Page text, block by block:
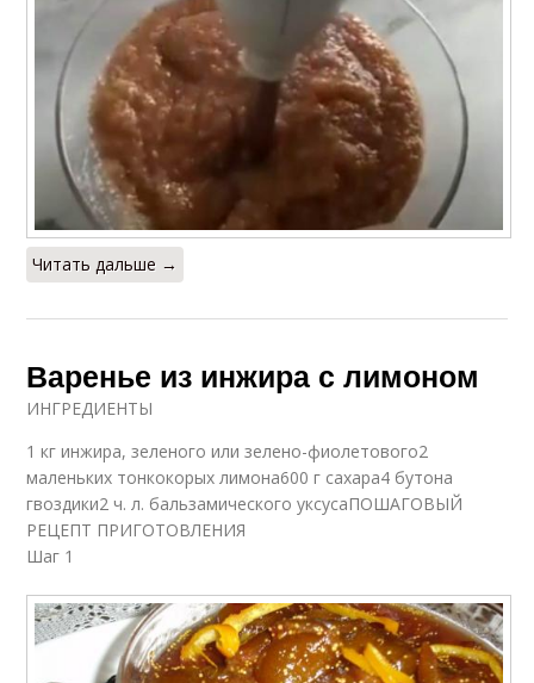
Читать дальше →
Варенье из инжира с лимоном
ИНГРЕДИЕНТЫ
1 кг инжира, зеленого или зелено-фиолетового2
маленьких тонкокорых лимона600 г сахара4 бутона
гвоздики2 ч. л. бальзамического уксусаПОШАГОВЫЙ
РЕЦЕПТ ПРИГОТОВЛЕНИЯ
Шаг 1